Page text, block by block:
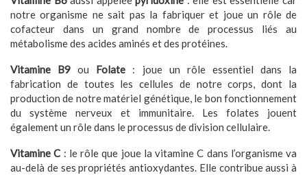
notre organisme ne sait pas la fabriquer et joue un rôle de
cofacteur dans un grand nombre de processus liés au
métabolisme des acides aminés et des protéines.
Vitamine B9 ou Folate : joue un rôle essentiel dans la
fabrication de toutes les cellules de notre corps, dont la
production de notre matériel génétique, le bon fonctionnement
du système nerveux et immunitaire. Les folates jouent
également un rôle dans le processus de division cellulaire.
Vitamine C : le rôle que joue la vitamine C dans l’organisme va
au-delà de ses propriétés antioxydantes. Elle contribue aussi à